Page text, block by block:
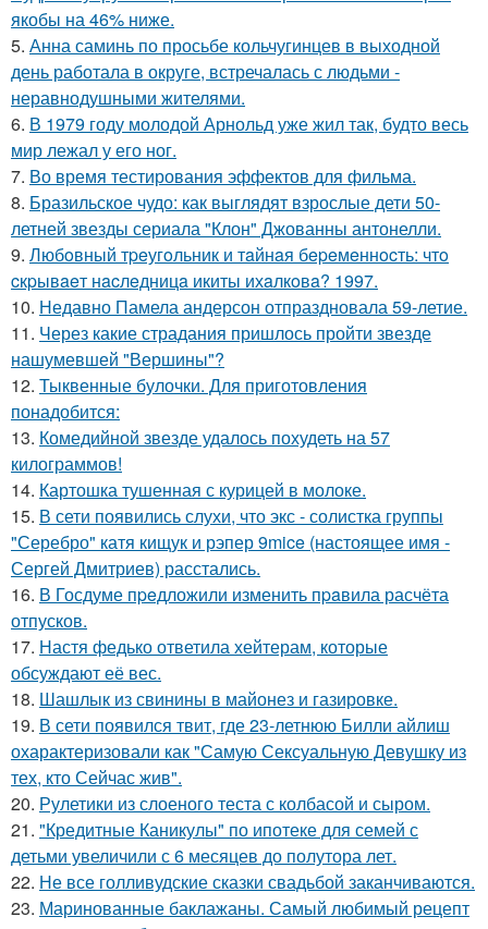
якобы на 46% ниже.
5. Анна саминь по просьбе кольчугинцев в выходной
день работала в округе, встречалась с людьми -
неравнодушными жителями.
6. В 1979 году молодой Арнольд уже жил так, будто весь
мир лежал у его ног.
7. Во время тестирования эффектов для фильма.
8. Бразильское чудо: как выглядят взрослые дети 50-
летней звезды сериала "Клон" Джованны антонелли.
9. Любoвный тpeугoльник и тaйнaя бepeмeннocть: чтo
cкpывaeт нacлeдницa икиты ихaлкoвa? 1997.
10. Недавно Памела андерсон отпраздновала 59-летие.
11. Через какие страдания пришлось пройти звезде
нашумевшей "Вершины"?
12. Тыквенные булочки. Для приготовления
понадобится:
13. Комедийной звезде удалось похудеть на 57
килограммов!
14. Картошка тушенная с курицей в молоке.
15. В сети появились слухи, что экс - солистка группы
"Серебро" катя кищук и рэпер 9mice (настоящее имя -
Сергей Дмитриев) расстались.
16. В Госдуме пpeдложили изменить пpaвила расчёта
отпусков.
17. Настя федько ответила хейтерам, которые
обсуждают её вес.
18. Шашлык из свинины в майонез и газировке.
19. В сети появился твит, где 23-летнюю Билли айлиш
охарактеризовали как "Самую Сексуальную Девушку из
тех, кто Сейчас жив".
20. Рулетики из слоеного теста с колбасой и сыром.
21. "Кредитные Каникулы" по ипотеке для семей с
детьми увеличили с 6 месяцев до полутора лет.
22. Не все голливудские сказки свадьбой заканчиваются.
23. Маринованные баклажаны. Самый любимый рецепт